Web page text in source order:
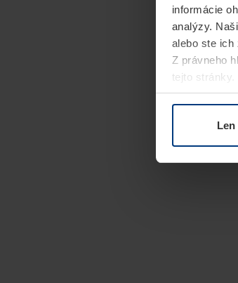
informácie
analýzy.
alebo ste ich
Z právneho
tejto
alebo